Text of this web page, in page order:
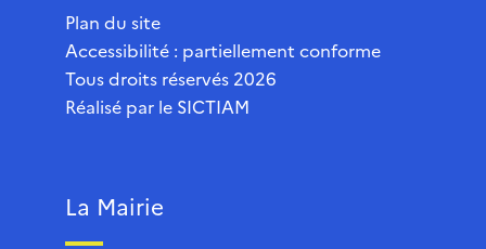
Plan du site
Accessibilité : partiellement conforme
Tous droits réservés 2026
Réalisé par le SICTIAM
La Mairie